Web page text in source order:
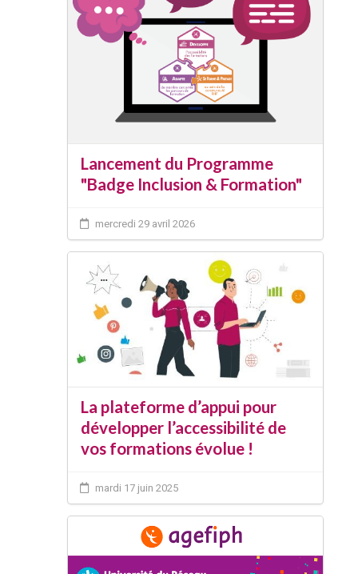
Lancement du Programme
"Badge Inclusion & Formation"
mercredi 29 avril 2026
La plateforme d’appui pour
développer l’accessibilité de
vos formations évolue !
mardi 17 juin 2025